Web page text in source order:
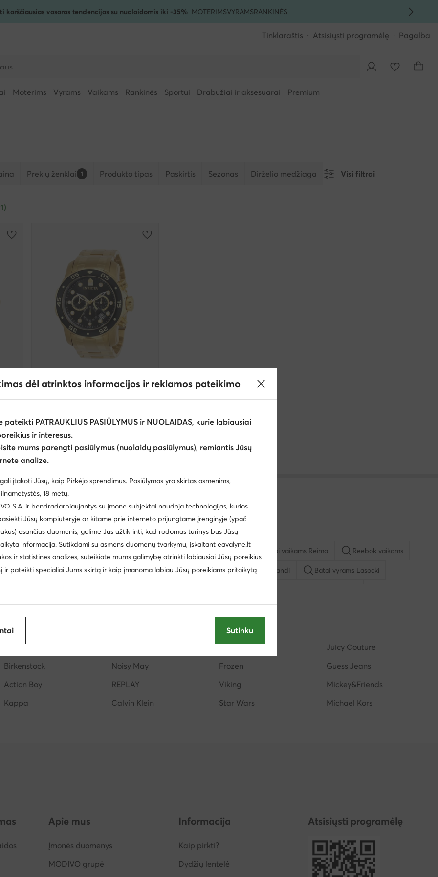
karščiausias vasaros tendencijas su nuolaidomis iki -35% MOTERIMSVYRAMSRANKINĖS
Tinklaraštis Atsisiųsti programėlę Pagalba
Moterims Vyrams Vaikams Rankinės Sportui Drabužiai ir aksesuarai Premium
Prekių ženklai 1 Produkto tipas Paskirtis Sezonas Dirželio medžiaga Visi filtrai
EXTRA -25% Kodas: SUMMER
Invicta Watch
Dabartinė kaina
218,99€
Mažiausia kaina
Batai vaikams Nike Šlepetės vyrams Reebok vyrams Batai vaikams Reima Reebok vaikams
laisvalaikio batai vyrams Aeronautica Militare Žemi laisvalaikio batai vyrams Sprandi Batai vyrams Lasocki
Clara Barson Reebok
Juicy Couture
Birkenstock Noisy May Frozen
Guess Jeans
Action Boy REPLAY Viking
Mickey&Friends
Kappa Calvin Klein Star Wars Michael Kors
Apie mus
Įmonės duomenys
MODIVO grupė
Informacija
Kaip pirkti?
Dydžių lentelė
Atsisiųsti programėlę
dėl atrinktos informacijos ir reklamos pateikimo
pateikti PATRAUKLIUS PASIŪLYMUS ir NUOLAIDAS, kurie labiausiai
ir interesus.
mums parengti pasiūlymus (nuolaidų pasiūlymus), remiantis Jūsų
analize.
įtakoti Jūsų, kaip Pirkėjo sprendimus. Pasiūlymas yra skirtas asmenims,
18 metų.
S.A. ir bendradarbiaujantys su įmone subjektai naudoja technologijas, kurios
Jūsų kompiuteryje ar kitame prie interneto prijungtame įrenginyje (ypač
esančius duomenis, galime Jus užtikrinti, kad rodomas turinys bus Jūsų
informacija. Sutikdami su asmens duomenų tvarkymu, įskaitant eavalyne.lt
ir statistines analizes, suteikiate mums galimybę atrinkti labiausiai Jūsų poreikius
ir pateikti specialiai Jums skirtą ir kaip įmanoma labiau Jūsų poreikiams pritaikytą
Sutinku